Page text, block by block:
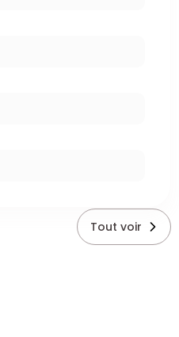
Tout voir